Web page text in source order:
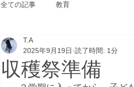
全ての記事 教育
収穫祭準備
T.A
2025年9月19日 読了時間: 1分